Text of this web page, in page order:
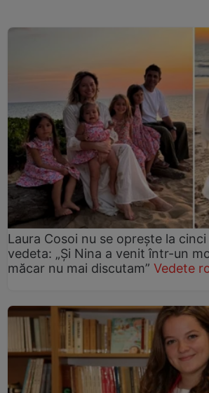
Laura Cosoi nu se oprește la
vedeta: „Și Nina a venit într-un
măcar nu mai discutam” Vedete